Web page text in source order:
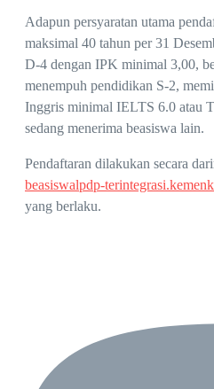
Adapun persyaratan utama
maksimal 40 tahun per 31
D-4 dengan IPK minimal 3,00,
menempuh pendidikan S-2,
Inggris minimal IELTS 6.0 atau
sedang menerima beasiswa lain.
Pendaftaran dilakukan secara
beasiswalpdp-
yang berlaku.